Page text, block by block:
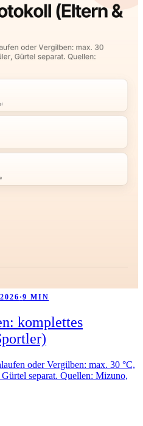
·9 MIN
komplettes
oder Vergilben: max. 30 °C,
separat. Quellen: Mizuno,